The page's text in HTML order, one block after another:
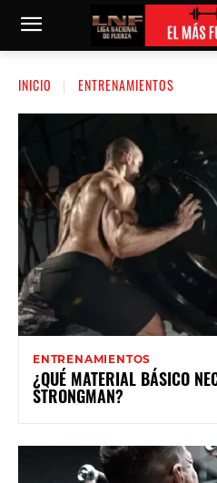
INICIO ENTRENAMIENTOS
ENTRENAMIENTOS
¿QUÉ MATERIAL BÁSICO
STRONGMAN?